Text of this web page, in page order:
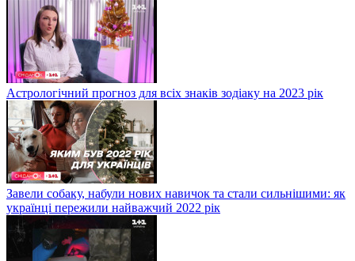
Астрологічний прогноз для всіх знаків зодіаку на 2023 рік
Завели собаку, набули нових навичок та стали сильнішими: як
українці пережили найважчий 2022 рік